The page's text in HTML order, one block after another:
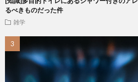
るべきものだった件
雑学